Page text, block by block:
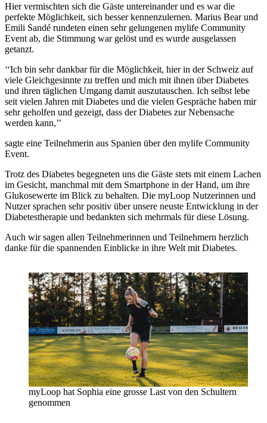
Hier vermischten sich die Gäste untereinander und es war die
perfekte Möglichkeit, sich besser kennenzulernen. Marius Bear und
Emili Sandé rundeten einen sehr gelungenen mylife Community
Event ab, die Stimmung war gelöst und es wurde ausgelassen
getanzt.
‘‘Ich bin sehr dankbar für die Möglichkeit, hier in der Schweiz auf
viele Gleichgesinnte zu treffen und mich mit ihnen über Diabetes
und ihren täglichen Umgang damit auszutauschen. Ich selbst lebe
seit vielen Jahren mit Diabetes und die vielen Gespräche haben mir
sehr geholfen und gezeigt, dass der Diabetes zur Nebensache
werden kann,’’
sagte eine Teilnehmerin aus Spanien über den mylife Community
Event.
Trotz des Diabetes begegneten uns die Gäste stets mit einem Lachen
im Gesicht, manchmal mit dem Smartphone in der Hand, um ihre
Glukosewerte im Blick zu behalten. Die myLoop Nutzerinnen und
Nutzer sprachen sehr positiv über unsere neuste Entwicklung in der
Diabetestherapie und bedankten sich mehrmals für diese Lösung.
Auch wir sagen allen Teilnehmerinnen und Teilnehmern herzlich
danke für die spannenden Einblicke in ihre Welt mit Diabetes.
myLoop hat Sophia eine grosse Last von den Schultern
genommen